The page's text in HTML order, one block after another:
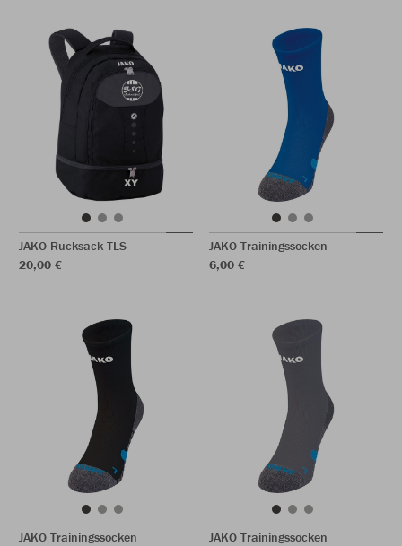
JAKO Rucksack TLS
20,00 €
JAKO Trainingssocken
6,00 €
JAKO Trainingssocken
JAKO Trainingssocken